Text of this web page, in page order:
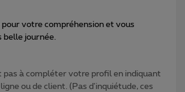
pour votre compréhension et vous
belle journée.
pas à compléter votre profil en indiquant
ou de client. (Pas d'inquiétude, ces